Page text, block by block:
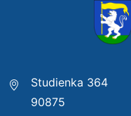
Studienka 364
90875